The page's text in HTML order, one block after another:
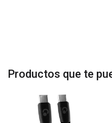
Productos que te